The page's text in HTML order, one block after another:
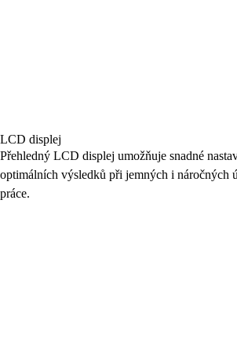
LCD displej
Přehledný LCD displej umožňuje snadné
optimálních výsledků při jemných i náročných
práce.